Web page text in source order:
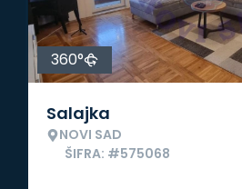
360°
Salajka
NOVI SAD
ŠIFRA: #575068